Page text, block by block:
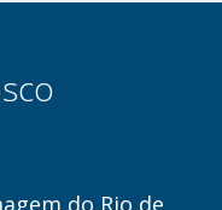
do Rio de